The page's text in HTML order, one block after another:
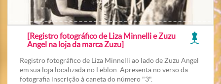
[Registro fotográfico de Liza Minnelli e Zuzu
Angel na loja da marca Zuzu]
Registro fotográfico de Liza Minnelli ao lado de Zuzu Angel
em sua loja localizada no Leblon. Apresenta no verso da
fotografia inscrição à caneta do número "3".